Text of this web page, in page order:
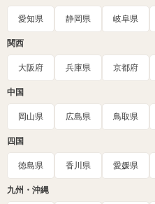
愛知県 静岡県 岐阜県
関西
大阪府 兵庫県 京都府
中国
岡山県 広島県 鳥取県
四国
徳島県 香川県 愛媛県
九州・沖縄